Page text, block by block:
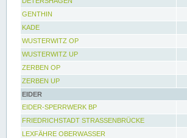
GENTHIN
KADE
WUSTERWITZ OP
WUSTERWITZ UP
ZERBEN OP
ZERBEN UP
EIDER
EIDER-SPERRWERK BP
FRIEDRICHSTADT STRASSENBRÜCKE
LEXFÄHRE OBERWASSER